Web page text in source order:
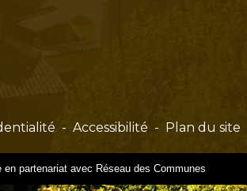
- Accessibilité - Plan du site
en partenariat avec Réseau des Communes